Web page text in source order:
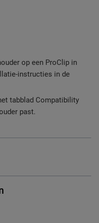
op een ProClip in
instructies in de
tabblad Compatibility
past.